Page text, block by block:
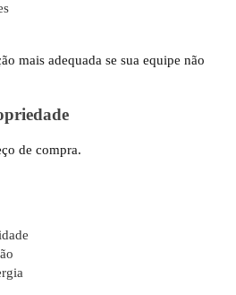
mais adequada se sua equipe não
de compra.